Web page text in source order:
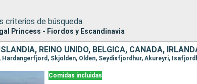
criterios de búsqueda:
Princess - Fiordos y Escandinavia
Comidas incluidas